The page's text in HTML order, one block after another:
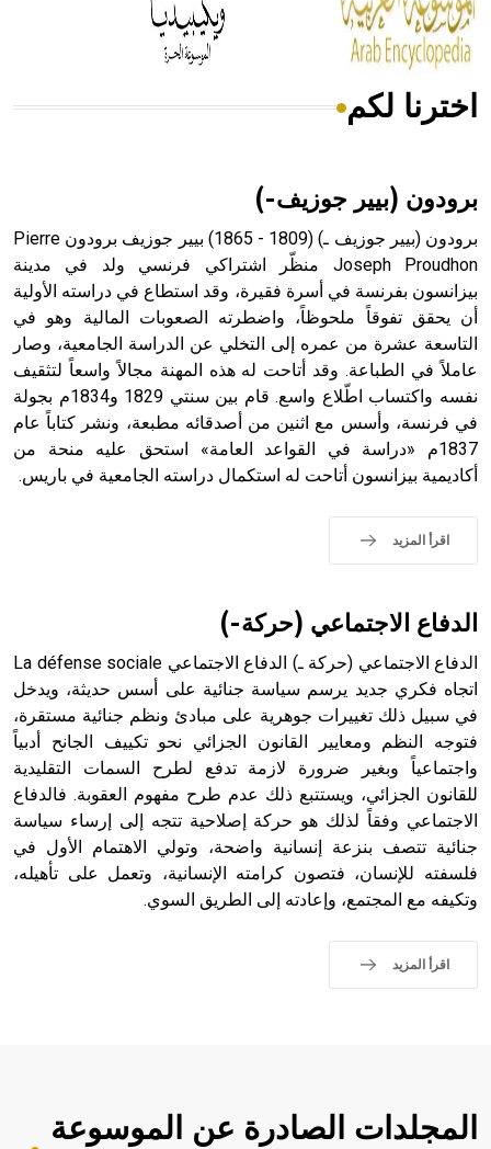
أجود أنواعه، ويمتاز بكبر الحجم ويسمى الش
هل تعلم أن الأبسيد كلمة فرنسية اللفظ تم اعتمادها مصطلحاً
- هل تعلم أن أبجر Abgar اسم معروف جيداً يعود إلى عدد من
الملوك الذين حكموا مدينة إديسا (الرها) من أبجر الأول وحتى
التاسع، وهم ينتسبون إلى أسرة أوسروين
- هل تعلم أن الأبجدية الكنعانية تتألف من /22/ علامة كتابية
sign تكتب منفصلة غير متصلة، وتعتمد المبدأ الأكوروفوني،
اخترنا لكم
برودون (بيير جوزيف-)
برودون (بيير جوزيف ـ) (1809 - 1865) بيير جوزيف برودون Pierre
Joseph Proudhon منظّر اشتراكي فرنسي ولد في مدينة
بيزانسون بفرنسة في أسرة فقيرة، وقد استطاع في دراسته الأولية
أن يحقق تفوقاً ملحوظاً، واضطرته الصعوبات المالية وهو في
التاسعة عشرة من عمره إلى التخلي عن الدراسة الجامعية، وصار
عاملاً في الطباعة. وقد أتاحت له هذه المهنة مجالاً واسعاً لتثقيف
نفسه واكتساب اطّلاع واسع. قام بين سنتي 1829 و1834م بجولة
في فرنسة، وأسس مع اثنين من أصدقائه مطبعة، ونشر كتاباً عام
1837م «دراسة في القواعد العامة» استحق عليه منحة من
أكاديمية بيزانسون أتاحت له استكمال دراسته الجامعية في باريس.
اقرأ المزيد
الدفاع الاجتماعي (حركة-)
الدفاع الاجتماعي (حركة ـ) الدفاع الاجتماعي La défense sociale
اتجاه فكري جديد يرسم سياسة جنائية على أسس حديثة، ويدخل
في سبيل ذلك تغييرات جوهرية على مبادئ ونظم جنائية مستقرة،
فتوجه النظم ومعايير القانون الجزائي نحو تكييف الجانح أدبياً
واجتماعياً وبغير ضرورة لازمة تدفع لطرح السمات التقليدية
للقانون الجزائي، ويستتبع ذلك عدم طرح مفهوم العقوبة. فالدفاع
الاجتماعي وفقاً لذلك هو حركة إصلاحية تتجه إلى إرساء سياسة
جنائية تتصف بنزعة إنسانية واضحة، وتولي الاهتمام الأول في
فلسفته للإنسان، فتصون كرامته الإنسانية، وتعمل على تأهيله،
وتكيفه مع المجتمع، وإعادته إلى الطريق السوي.
اقرأ المزيد
المجلدات الصادرة عن الموسوعة